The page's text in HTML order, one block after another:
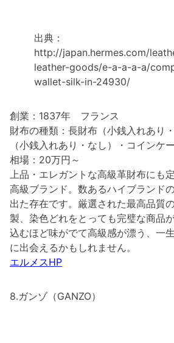
出典：
http://japan.hermes.com/
leather-goods/e-a-a-a-a/
wallet-silk-in-24930/
創業：1837年 フランス
財布の種類：長財布（小銭入れあり
（小銭入れあり・なし）・コインケ
相場：20万円～
上品・エレガントな高級革財布にも
高級ブランド。数あるハイブランド
出た存在です。厳選された最高品質
製、染色どれをとっても完璧な商品
込むほど味がでて高級感が漂う、一
に出会えるかもしれません。
エルメスHP
8.ガンゾ（GANZO）